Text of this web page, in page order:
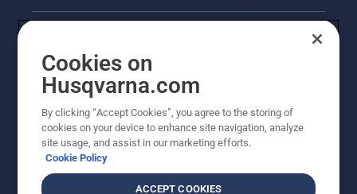
Outros sites Husqvarna
Trabalhe Conosco
Cookies on
Husqvarna.com
By clicking “Accept Cookies”, you agree to the storing of
cookies on your device to enhance site navigation, analyze
site usage, and assist in our marketing efforts.
Cookie Policy
ACCEPT COOKIES